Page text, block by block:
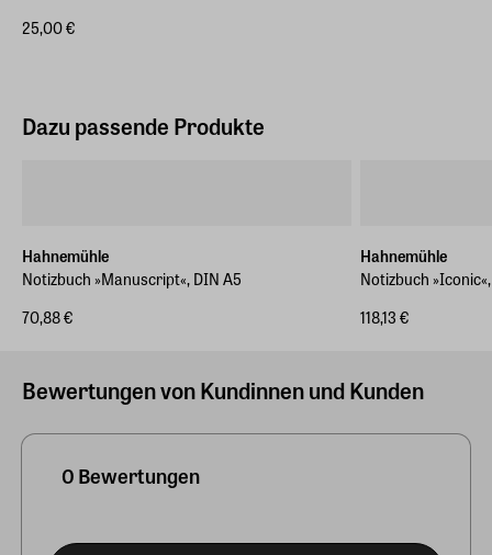
25,00 €
Dazu passende Produkte
Hahnemühle
Notizbuch »Manuscript«, DIN A5
70,88 €
Hahnemühle
Notizbuch
118,13 €
Bewertungen von Kundinnen und Kunden
0 Bewertungen